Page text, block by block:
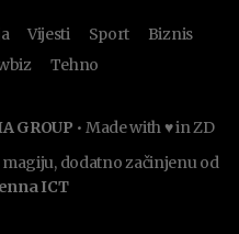
Vijesti Sport
Biznis
Tehno
GROUP • Made with ♥ in ZD
magiju, dodatno začinjenu od
ICT